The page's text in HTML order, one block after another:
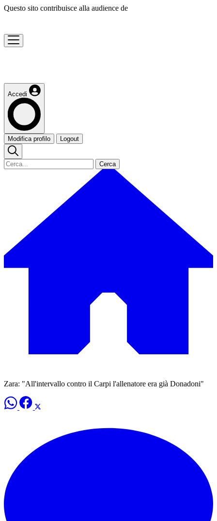
Questo sito contribuisce alla audience de
Accedi
Modifica profilo Logout
Cerca
Zara: "All'intervallo contro il Carpi l'allenatore era già Donadoni"